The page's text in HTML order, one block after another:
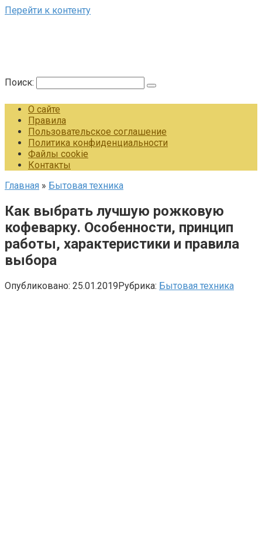
Перейти к контенту
Поиск:
О сайте
Правила
Пользовательское соглашение
Политика конфиденциальности
Файлы cookie
Контакты
Главная » Бытовая техника
Как выбрать лучшую рожковую
кофеварку. Особенности, принцип
работы, характеристики и правила
выбора
Опубликовано: 25.01.2019Рубрика: Бытовая техника